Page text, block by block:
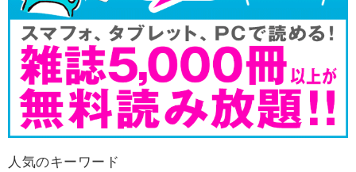
人気のキーワード